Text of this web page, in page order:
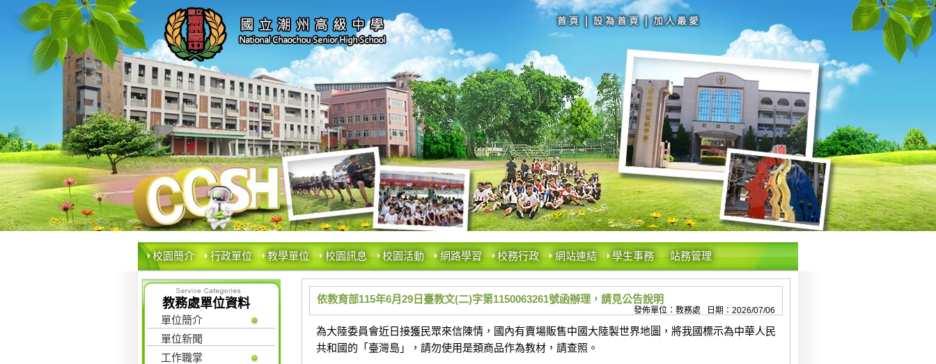
校園簡介 行政單位 教學單位 校園訊息 校園活動 網路學習 校務行政 網站連結 學生事務 站務管理
教務處單位資料
單位簡介
單位新聞
工作職掌
依教育部115年6月29日臺教文(二)字第1150063261號函辦理，請見公告說明
發佈單位：教務處 日期：2026/07/06
為大陸委員會近日接獲民眾來信陳情，國內有賣場販售中國大陸製世界地圖，將我國標示為中華人民
共和國的「臺灣島」，請勿使用是類商品作為教材，請查照。